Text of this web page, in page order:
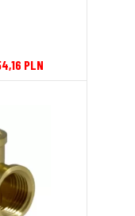
PLN